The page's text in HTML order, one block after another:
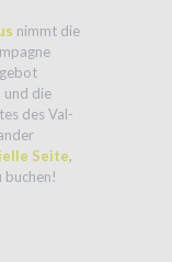
nimmt die
und die
des Val-
Seite,
buchen!